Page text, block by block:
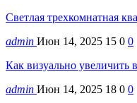
Светлая трехкомнатная
admin Июн 14, 2025 15 0 0
Как визуально увеличить
admin Июн 14, 2025 18 0 0